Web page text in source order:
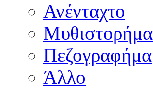
Ανένταχτο
Μυθιστορήμα
Πεζογραφήμα
Άλλο